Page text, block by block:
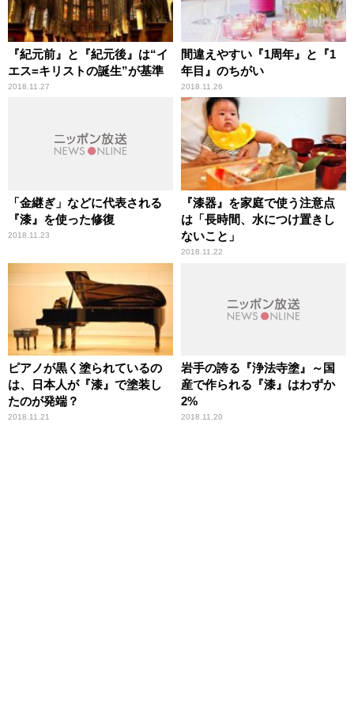
『紀元前』と『紀元後』は“イ
エス=キリストの誕生”が基準
2018.11.27
間違えやすい『1周年』と『1
年目』のちがい
2018.11.26
「金継ぎ」などに代表される
『漆』を使った修復
2018.11.23
『漆器』を家庭で使う注意点
は「長時間、水につけ置きし
ないこと」
2018.11.22
ピアノが黒く塗られているの
は、日本人が『漆』で塗装し
たのが発端？
2018.11.21
岩手の誇る『浄法寺塗』～国
産で作られる『漆』はわずか
2%
2018.11.20